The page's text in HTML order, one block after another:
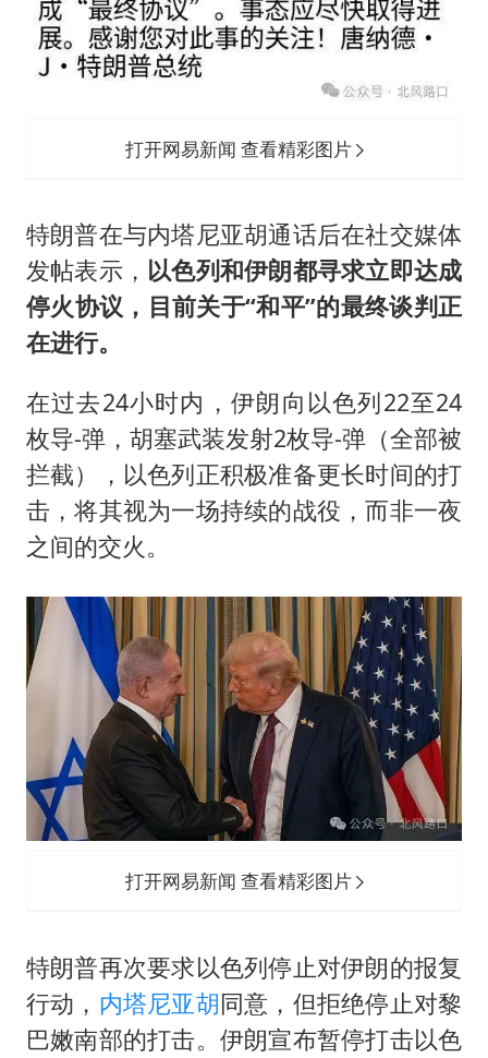
打开网易新闻 查看精彩图片
特朗普在与内塔尼亚胡通话后在社交媒体
发帖表示， 以色列和伊朗都寻求立即达成
停火协议，目前关于“和平”的最终谈判正
在进行。
在过去24小时内，伊朗向以色列22至24
枚导-弹，胡塞武装发射2枚导-弹（全部被
拦截），以色列正积极准备更长时间的打
击，将其视为一场持续的战役，而非一夜
之间的交火。
打开网易新闻 查看精彩图片
特朗普再次要求以色列停止对伊朗的报复
行动， 内塔尼亚胡同意，但拒绝停止对黎
巴嫩南部的打击。伊朗宣布暂停打击以色